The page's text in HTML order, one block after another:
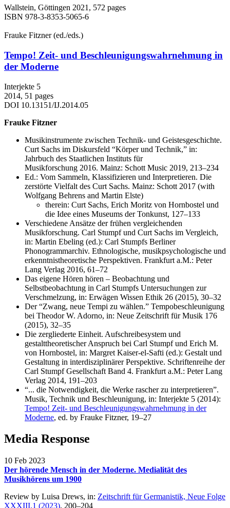
Wallstein, Göttingen 2021, 572 pages
ISBN 978-3-8353-5065-6
Frauke Fitzner (ed./eds.)
Tempo! Zeit- und Beschleunigungswahrnehmung in
der Moderne
Interjekte 5
2014, 51 pages
DOI 10.13151/IJ.2014.05
Frauke Fitzner
Musikinstrumente zwischen Technik- und Geistesgeschichte.
Curt Sachs im Diskursfeld “Körper und Technik,” in:
Jahrbuch des Staatlichen Instituts für
Musikforschung 2016. Mainz: Schott Music 2019, 213–234
Ed.: Vom Sammeln, Klassifizieren und Interpretieren. Die
zerstörte Vielfalt des Curt Sachs. Mainz: Schott 2017 (with
Wolfgang Behrens and Martin Elste)
therein: Curt Sachs, Erich Moritz von Hornbostel und
die Idee eines Museums der Tonkunst, 127–133
Verschiedene Ansätze der frühen vergleichenden
Musikforschung. Carl Stumpf und Curt Sachs im Vergleich,
in: Martin Ebeling (ed.): Carl Stumpfs Berliner
Phonogrammarchiv. Ethnologische, musikpsychologische und
erkenntnistheoretische Perspektiven. Frankfurt a.M.: Peter
Lang Verlag 2016, 61–72
Das eigene Hören hören – Beobachtung und
Selbstbeobachtung in Carl Stumpfs Untersuchungen zur
Verschmelzung, in: Erwägen Wissen Ethik 26 (2015), 30–32
Der “Zwang, neue Tempi zu wählen.” Tempobeschleunigung
bei Theodor W. Adorno, in: Neue Zeitschrift für Musik 176
(2015), 32–35
Die zergliederte Einheit. Aufschreibesystem und
gestalttheoretischer Anspruch bei Carl Stumpf und Erich M.
von Hornbostel, in: Margret Kaiser-el-Safti (ed.): Gestalt und
Gestaltung in interdisziplinärer Perspektive. Schriftenreihe der
Carl Stumpf Gesellschaft Band 4. Frankfurt a.M.: Peter Lang
Verlag 2014, 191–203
“... die Notwendigkeit, die Werke rascher zu interpretieren”.
Musik, Technik und Beschleunigung, in: Interjekte 5 (2014):
Tempo! Zeit- und Beschleunigungswahrnehmung in der
Moderne, ed. by Frauke Fitzner, 19–27
Media Response
10 Feb 2023
Der hörende Mensch in der Moderne. Medialität des
Musikhörens um 1900
Review by Luisa Drews, in: Zeitschrift für Germanistik, Neue Folge
XXXIII.1 (2023), 200–204